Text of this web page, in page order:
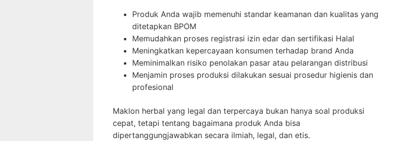
Produk Anda wajib memenuhi standar keamanan dan kualitas yang
ditetapkan BPOM
Memudahkan proses registrasi izin edar dan sertifikasi Halal
Meningkatkan kepercayaan konsumen terhadap brand Anda
Meminimalkan risiko penolakan pasar atau pelarangan distribusi
Menjamin proses produksi dilakukan sesuai prosedur higienis dan
profesional
Maklon herbal yang legal dan terpercaya bukan hanya soal produksi
cepat, tetapi tentang bagaimana produk Anda bisa
dipertanggungjawabkan secara ilmiah, legal, dan etis.